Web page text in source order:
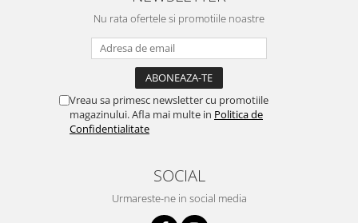
Nu rata ofertele si promotiile noastre
Vreau sa primesc newsletter cu promotiile
magazinului. Afla mai multe in Politica de
Confidentialitate
SOCIAL
Urmareste-ne in social media